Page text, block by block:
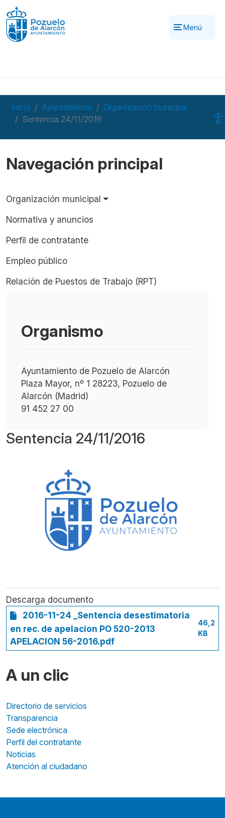
Pasar al contenido principal
Menú
Inicio Ayuntamiento
Organización municipal
Sentencia 24/11/2016
Navegación principal
Organización municipal
Normativa y anuncios
Perfil de contratante
Empleo público
Relación de Puestos de Trabajo (RPT)
Organismo
Ayuntamiento de Pozuelo de Alarcón
Plaza Mayor, nº 1 28223, Pozuelo de
Alarcón (Madrid)
91 452 27 00
Sentencia 24/11/2016
Descarga documento
2016-11-24 _Sentencia desestimatoria
en rec. de apelacion PO 520-2013
APELACION 56-2016.pdf
46,2
KB
A un clic
Directorio de servicios
Transparencia
Sede electrónica
Perfil del contratante
Noticias
Atención al ciudadano